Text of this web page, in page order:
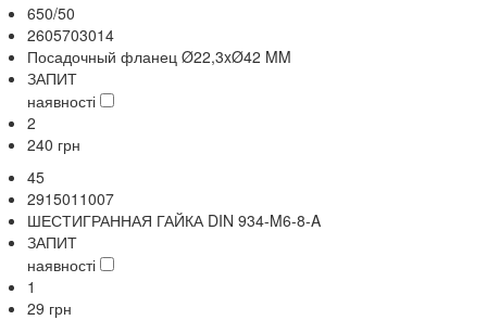
650/50
2605703014
Посадочный фланец Ø22,3xØ42 MM
ЗАПИТ
наявності
2
240 грн
45
2915011007
ШЕСТИГРАННАЯ ГАЙКА DIN 934-M6-8-A
ЗАПИТ
наявності
1
29 грн